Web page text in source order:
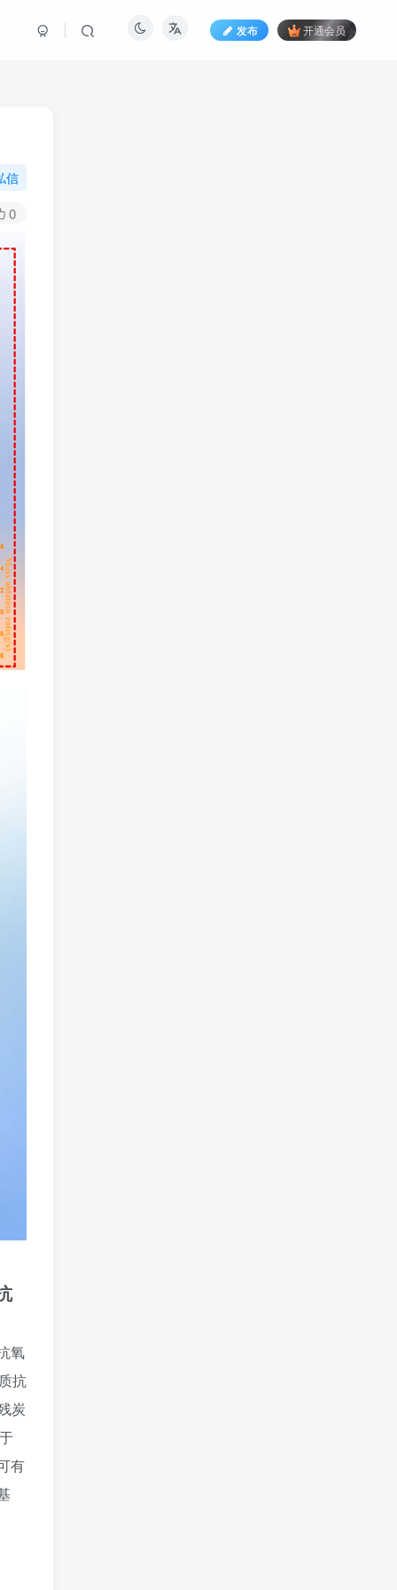
发布 开通会员
信
0
氧
抗
炭
有